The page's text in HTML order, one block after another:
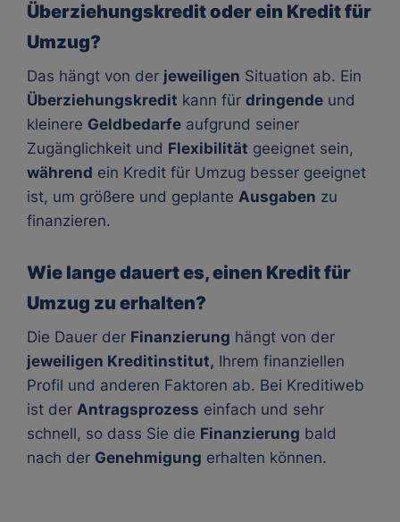
Überziehungskredit oder ein Kredit für
Umzug?
Das hängt von der jeweiligen Situation ab. Ein
Überziehungskredit kann für dringende und
kleinere Geldbedarfe aufgrund seiner
Zugänglichkeit und Flexibilität geeignet sein,
während ein Kredit für Umzug besser geeignet
ist, um größere und geplante Ausgaben zu
finanzieren.
Wie lange dauert es, einen Kredit für
Umzug zu erhalten?
Die Dauer der Finanzierung hängt von der
jeweiligen Kreditinstitut, Ihrem finanziellen
Profil und anderen Faktoren ab. Bei Kreditiweb
ist der Antragsprozess einfach und sehr
schnell, so dass Sie die Finanzierung bald
nach der Genehmigung erhalten können.